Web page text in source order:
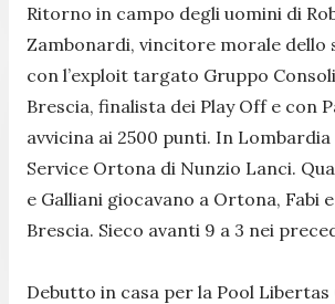
Ritorno in campo degli uomini di
Zambonardi, vincitore morale dello
con l’exploit targato Gruppo
Brescia, finalista dei Play Off e con
avvicina ai 2500 punti. In Lombardia
Service Ortona di Nunzio Lanci.
e Galliani giocavano a Ortona, Fabi
Brescia. Sieco avanti 9 a 3 nei
Debutto in casa per la Pool Libertas